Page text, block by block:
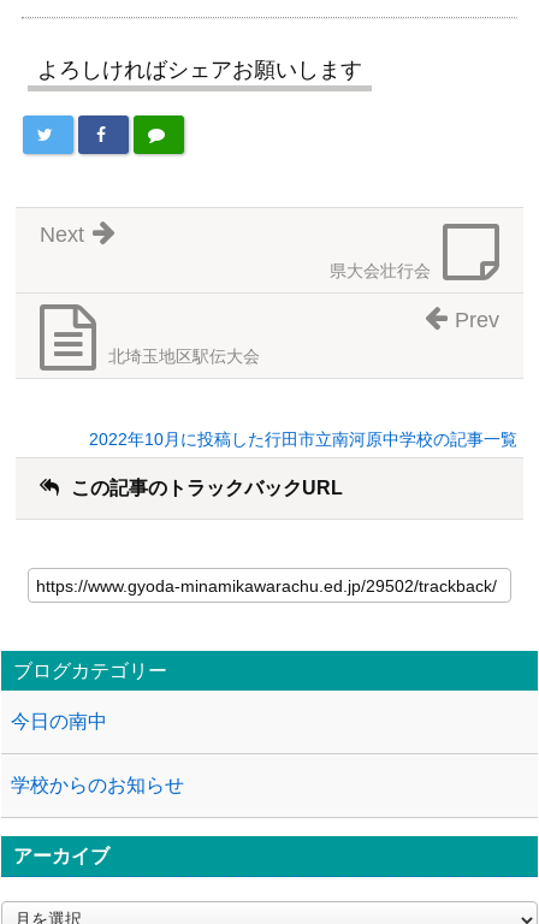
よろしければシェアお願いします
県大会壮行会
Next
北埼玉地区駅伝大会
Prev
2022年10月に投稿した行田市立南河原中学校の記事一覧
この記事のトラックバックURL
ブログカテゴリー
今日の南中
学校からのお知らせ
アーカイブ
ア